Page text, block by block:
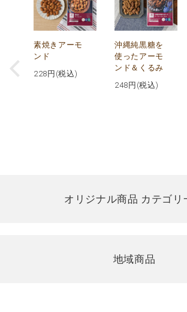
素焼きアーモ
ンド
228 円(税込)
沖縄純黒糖を
使ったアーモ
ンド＆くるみ
248 円(税込)
オリジナル商品 カテゴリ
地域商品